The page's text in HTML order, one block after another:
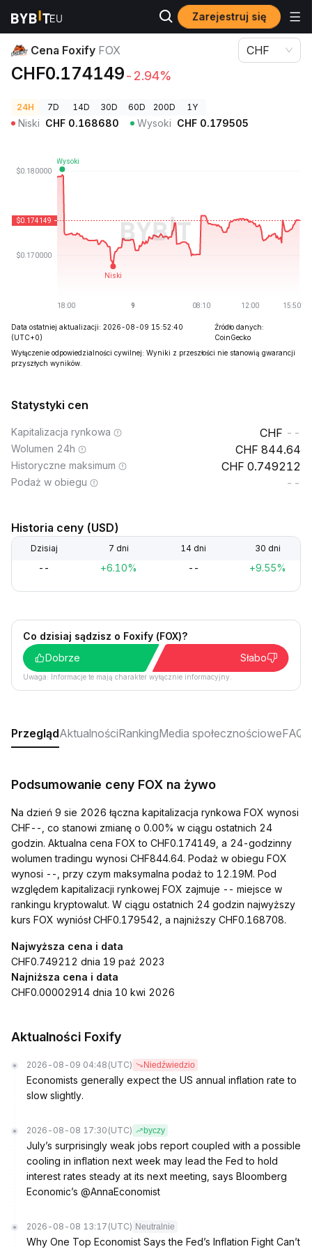
Zarejestruj się
Ceny kryptowalut Cena Foxify FOX
Cena Foxify FOX
CHF0.174149-2.94%
CHF
24H 7D 14D 30D 60D 200D 1Y
Niski CHF 0.168680 Wysoki CHF 0.179505
Data ostatniej aktualizacji: 2026-08-09 15:52:40
(UTC+0)
Źródło danych:
CoinGecko
Wyłączenie odpowiedzialności cywilnej: Wyniki z przeszłości nie stanowią gwarancji
przyszłych wyników.
Statystyki cen
Kapitalizacja rynkowa --
Wolumen 24h 844.64
Historyczne maksimum 0.749212
Podaż w obiegu --
Historia ceny (USD)
Dzisiaj 7 dni 14 dni 30 dni
-- +6.10% -- +9.55%
Co dzisiaj sądzisz o Foxify (FOX)?
Dobrze
Słabo
Uwaga: Informacje te mają charakter wyłącznie informacyjny.
PrzeglądAktualnościRankingMedia społecznościoweFAQ
Podsumowanie ceny FOX na żywo
Na dzień 9 sie 2026 łączna kapitalizacja rynkowa FOX wynosi
CHF--, co stanowi zmianę o 0.00% w ciągu ostatnich 24
godzin. Aktualna cena FOX to CHF0.174149, a 24-godzinny
wolumen tradingu wynosi CHF844.64. Podaż w obiegu FOX
wynosi --, przy czym maksymalna podaż to 12.19M. Pod
względem kapitalizacji rynkowej FOX zajmuje -- miejsce w
rankingu kryptowalut. W ciągu ostatnich 24 godzin najwyższy
kurs FOX wyniósł CHF0.179542, a najniższy CHF0.168708.
Najwyższa cena i data
CHF0.749212 dnia 19 paź 2023
Najniższa cena i data
CHF0.00002914 dnia 10 kwi 2026
Aktualności Foxify
2026-08-09 04:48 (UTC) Niedźwiedzio
Economists generally expect the US annual inflation rate to
slow slightly.
2026-08-08 17:30 (UTC) byczy
July’s surprisingly weak jobs report coupled with a possible
cooling in inflation next week may lead the Fed to hold
interest rates steady at its next meeting, says Bloomberg
Economic’s @AnnaEconomist
2026-08-08 13:17 (UTC) Neutralnie
Why One Top Economist Says the Fed’s Inflation Fight Can’t